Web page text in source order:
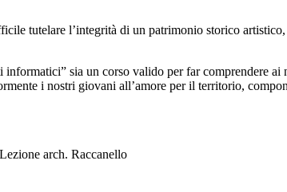
tutelare l’integrità di un patrimonio storico
sia un corso valido per far comprendere
i nostri giovani all’amore per il territorio,